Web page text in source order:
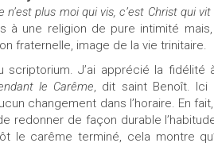
n’est plus moi qui vis, c’est Christ qui
à une religion de pure intimité
fraternelle, image de la vie trinitaire.
J’ai apprécié la fidélité
le Carême, dit saint Benoît. Ici
changement dans l’horaire. En
redonner de façon durable
carême terminé, cela montre